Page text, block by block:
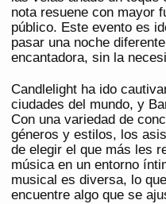
nota resuene con mayor
público. Este evento es
pasar una noche
encantadora, sin la
Candlelight ha ido
ciudades del mundo, y
Con una variedad de
géneros y estilos, los
de elegir el que más les
música en un entorno
musical es diversa, lo
encuentre algo que se